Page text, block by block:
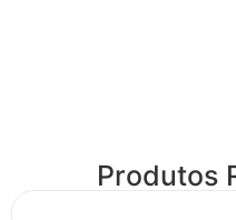
Produtos